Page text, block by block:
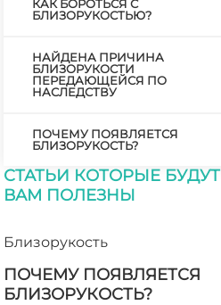
КАК БОРОТЬСЯ С
БЛИЗОРУКОСТЬЮ?
НАЙДЕНА ПРИЧИНА
БЛИЗОРУКОСТИ
ПЕРЕДАЮЩЕЙСЯ ПО
НАСЛЕДСТВУ
ПОЧЕМУ ПОЯВЛЯЕТСЯ
БЛИЗОРУКОСТЬ?
СТАТЬИ КОТОРЫЕ БУДУТ
ВАМ ПОЛЕЗНЫ
Близорукость
ПОЧЕМУ ПОЯВЛЯЕТСЯ
БЛИЗОРУКОСТЬ?